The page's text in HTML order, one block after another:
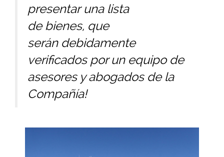
presentar una lista
de bienes, que
serán debidamente
verificados por un equipo de
asesores y abogados de la
Compañía!